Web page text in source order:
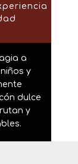
a
y
dulce
y